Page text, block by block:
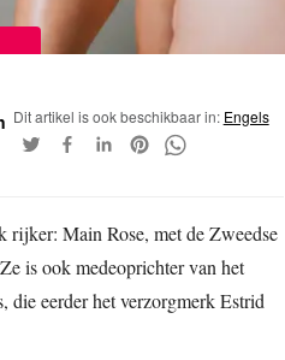
Dit artikel is ook beschikbaar in: Engels
rijker: Main Rose, met de Zweedse
is ook medeoprichter van het
die eerder het verzorgmerk Estrid